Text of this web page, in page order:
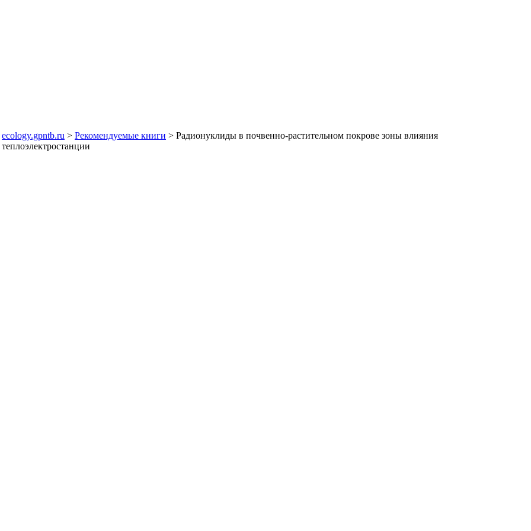
ecology.gpntb.ru > Рекомендуемые книги > Радионуклиды в почвенно-растительном покрове зоны влияния
теплоэлектростанции